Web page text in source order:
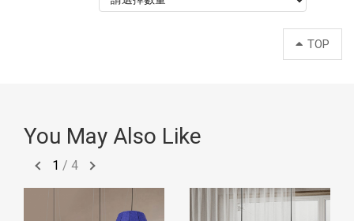
TOP
You May Also Like
1 / 4